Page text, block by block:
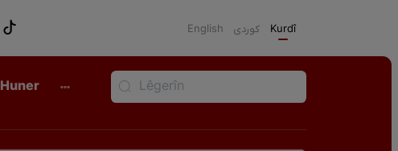
English كوردی Kurdî
Huner